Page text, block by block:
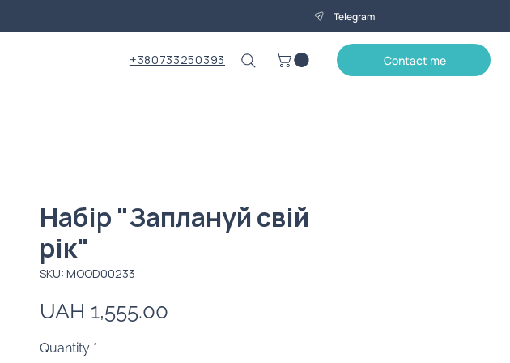
Telegram
+380733250393 Contact me
Набір "Заплануй свій
рік"
SKU: MOOD00233
UAH 1,555.00Price
Quantity *